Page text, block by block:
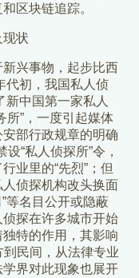
区块链追踪。
现状
兴事物，起步比西
代初，我国私人侦
中国第一家私人
所”，一度引起媒体
部行政规章的明确
“私人侦探所”令，
业里的“先烈”；但
侦探机构改头换面
等名目公开或隐蔽
探在许多城市开始
特的作用，其影响
民间，从法律专业
界对此现象也展开